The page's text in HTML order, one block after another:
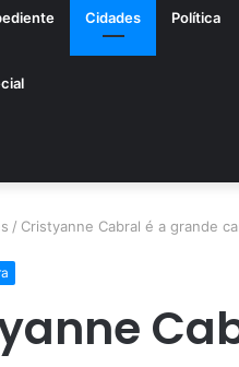
Cidades Política
/ Cristyanne Cabral é a grande